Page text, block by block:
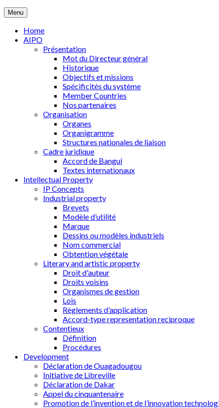
Menu
Home
AIPO
Présentation
Mot du Directeur général
Historique
Objectifs et missions
Spécificités du système
Member Countries
Nos partenaires
Organisation
Organes
Organigramme
Structures nationales de liaison
Cadre juridique
Accord de Bangui
Textes internationaux
Intellectual Property
IP Concepts
Industrial property
Brevets
Modèle d’utilité
Marque
Dessins ou modèles industriels
Nom commercial
Obtention végétale
Literary and artistic property
Droit d'auteur
Droits voisins
Organismes de gestion
Lois
Règlements d'application
Accord-type representation reciproque
Contentieux
Définition
Procédures
Development
Déclaration de Ouagadougou
Initiative de Libreville
Déclaration de Dakar
Appel du cinquantenaire
Promotion de l’invention et de l’innovation